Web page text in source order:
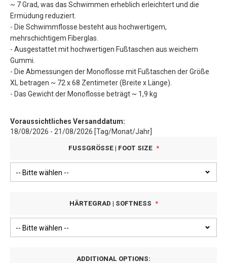
~ 7 Grad, was das Schwimmen erheblich erleichtert und die
Ermüdung reduziert.
- Die Schwimmflosse besteht aus hochwertigem,
mehrschichtigem Fiberglas.
- Ausgestattet mit hochwertigen Fußtaschen aus weichem
Gummi.
- Die Abmessungen der Monoflosse mit Fußtaschen der Größe
XL betragen ~ 72 x 68 Zentimeter (Breite x Länge).
- Das Gewicht der Monoflosse beträgt ~ 1,9 kg
Voraussichtliches Versanddatum:
18/08/2026 - 21/08/2026 [Tag/Monat/Jahr]
FUSSGRÖSSE | FOOT SIZE
HÄRTEGRAD | SOFTNESS
ADDITIONAL OPTIONS: